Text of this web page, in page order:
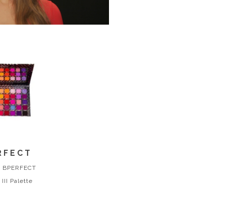
III Palette